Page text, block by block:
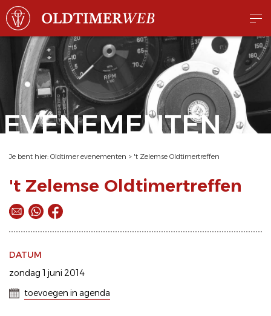
EVENEMENTEN
Je bent hier: Oldtimer evenementen > 't Zelemse Oldtimertreffen
't Zelemse Oldtimertreffen
DATUM
zondag 1 juni 2014
toevoegen in agenda